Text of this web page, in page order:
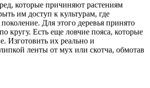
которые причиняют растениям
им доступ к культурам, где
Для этого деревья принято
кругу. Есть еще ловчие пояса, которые
Изготовить их реально и
ленты от мух или скотча, обмотав